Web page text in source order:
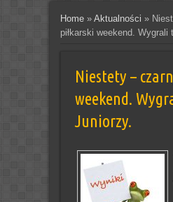
Home» Aktualności »
piłkarski weekend. Wygrali
Niestety –
weekend.
Juniorzy.